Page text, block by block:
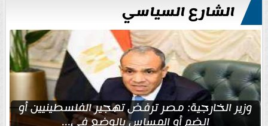
الشارع السياسي
وزير الخارجية: مصر ترفض تهجير الفلسطينيين أو
الضم أو المساس بالوضع في...